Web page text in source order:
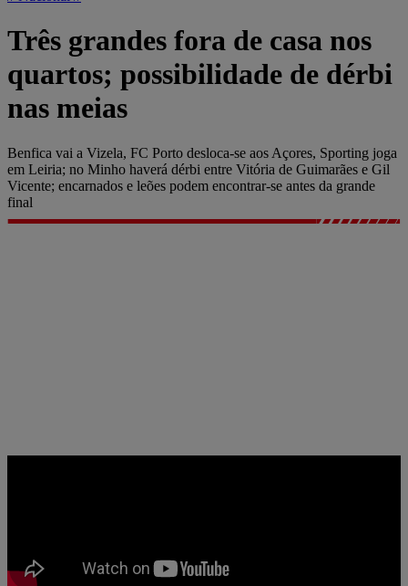
Três grandes fora de casa nos
quartos; possibilidade de dérbi
nas meias
Benfica vai a Vizela, FC Porto desloca-se aos Açores, Sporting joga
em Leiria; no Minho haverá dérbi entre Vitória de Guimarães e Gil
Vicente; encarnados e leões podem encontrar-se antes da grande
final